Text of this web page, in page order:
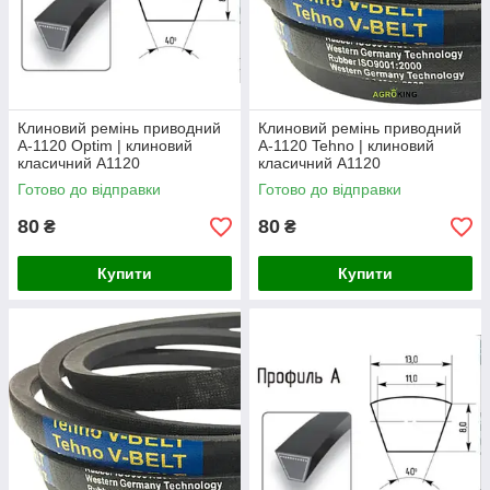
Клиновий ремінь приводний
А-1120 Optim | клиновий
класичний А1120
Готово до відправки
80 ₴
Купити
Клиновий ремінь приводний
А-1120 Tehno | клиновий
класичний А1120
Готово до відправки
80 ₴
Купити